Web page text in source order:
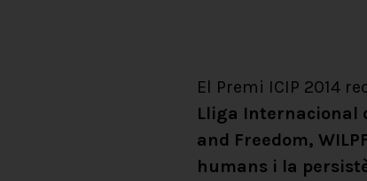
El Premi ICIP 2014
Lliga Internacional
and Freedom,
humans i la